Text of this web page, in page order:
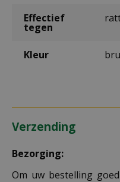
Effectief
tegen
Kleur
Verzending
Bezorging:
Om uw bestelling